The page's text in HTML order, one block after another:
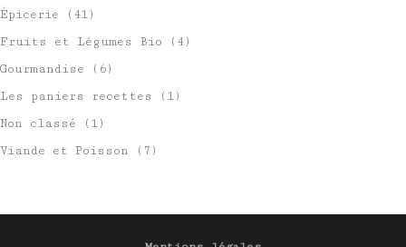
Épicerie
(41)
Fruits et Légumes Bio
(4)
Gourmandise
(6)
Les paniers recettes
(1)
Non classé
(1)
Viande et Poisson
(7)